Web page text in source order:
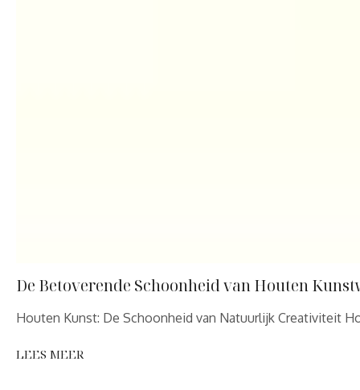
De Betoverende Schoonheid van Houten
Houten Kunst: De Schoonheid van Natuurlijk Creativiteit
LEES MEER